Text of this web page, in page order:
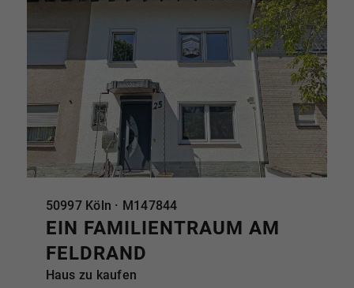
50997 Köln · M147844
EIN FAMILIENTRAUM AM
FELDRAND
Haus zu kaufen